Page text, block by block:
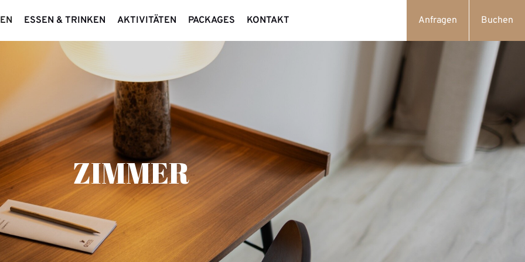
Buchen
Anfragen
ESSEN & TRINKEN AKTIVITÄTEN PACKAGES KONTAKT
ZIMMER